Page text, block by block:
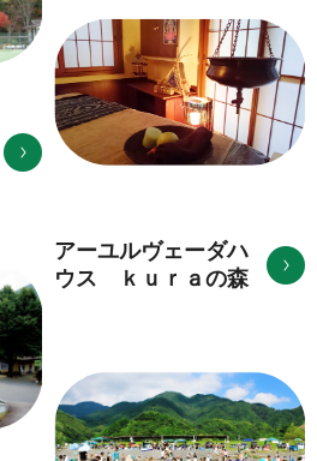
アーユルヴェーダハ
ウス ｋｕｒａの森